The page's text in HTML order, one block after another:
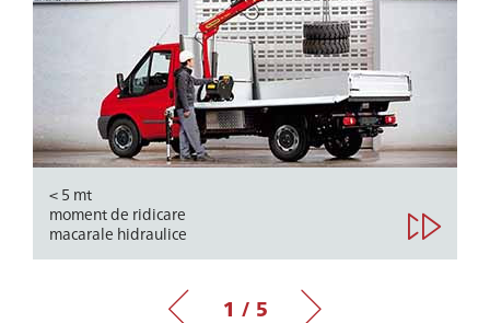
< 5 mt
moment de ridicare
macarale hidraulice
1 / 5